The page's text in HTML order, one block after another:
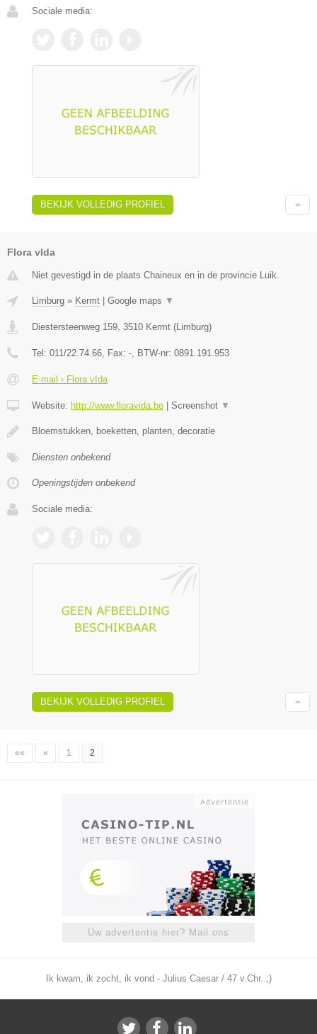
Sociale media:
BEKIJK VOLLEDIG PROFIEL
Flora vIda
Niet gevestigd in de plaats Chaineux en in de provincie Luik.
Limburg » Kermt | Google maps ▼
Diestersteenweg 159 3510 Kermt (Limburg)
Tel: 011/22.74.66 , Fax: - , BTW-nr: 0891.191.953
E-mail › Flora vIda
Website: http://www.floravida.be | Screenshot ▼
Bloemstukken, boeketten, planten, decoratie
Diensten onbekend
Openingstijden onbekend
Sociale media:
BEKIJK VOLLEDIG PROFIEL
«« « 1 2
Uw advertentie hier? Mail ons
Ik kwam, ik zocht, ik vond - Julius Caesar / 47 v.Chr. ;)